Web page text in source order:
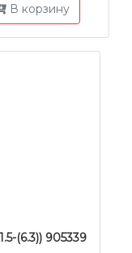
В корзину
(6.3)) 905339